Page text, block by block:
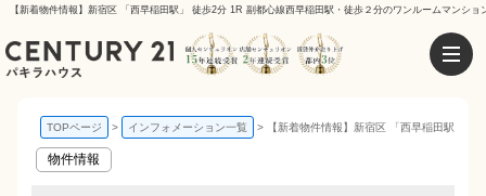
【新着物件情報】新宿区 「西早稲田駅」 徒歩2分 1R 副都心線西早稲田駅・徒歩２分のワンルームマンシ
TOPページ インフォメーション一覧 【新着物件情報】新宿区 「西早稲田駅」
物件情報